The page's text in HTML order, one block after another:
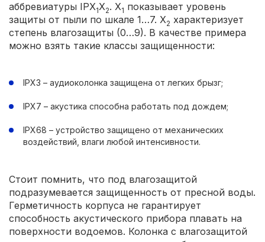
аббревиатуры IPX1X2. X1 показывает уровень
защиты от пыли по шкале 1…7. X2 характеризует
степень влагозащиты (0…9). В качестве примера
можно взять такие классы защищенности:
IPX3 – аудиоколонка защищена от легких брызг;
IPX7 – акустика способна работать под дождем;
IPX68 – устройство защищено от механических
воздействий, влаги любой интенсивности.
Стоит помнить, что под влагозащитой
подразумевается защищенность от пресной воды.
Герметичность корпуса не гарантирует
способность акустического прибора плавать на
поверхности водоемов. Колонка с влагозащитой